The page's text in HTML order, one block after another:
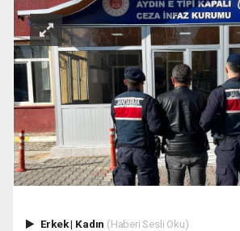
Erkek| Kadın (Haberi Sesli Oku)